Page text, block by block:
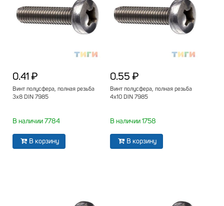
0.41 ₽
Винт полусфера, полная резьба
3х8 DIN 7985
В наличии 7784
В корзину
0.55 ₽
Винт полусфера, полная резьба
4х10 DIN 7985
В наличии 1758
В корзину